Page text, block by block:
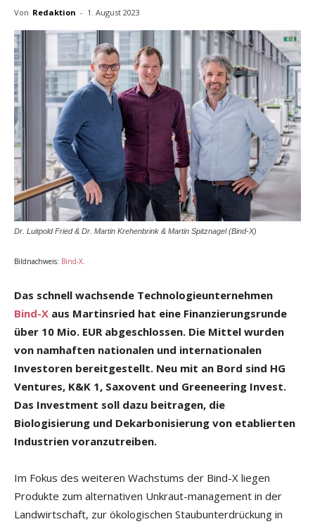
Von Redaktion - 1. August 2023
Dr. Luitpold Fried & Dr. Martin Krehenbrink & Martin Spitznagel (Bind-X)
Bildnachweis: Bind-X.
Das schnell wachsende Technologieunternehmen
Bind-X aus Martinsried hat eine Finanzierungsrunde
über 10 Mio. EUR abgeschlossen. Die Mittel wurden
von namhaften nationalen und internationalen
Investoren bereitgestellt. Neu mit an Bord sind HG
Ventures, K&K 1, Saxovent und Greeneering Invest.
Das Investment soll dazu beitragen, die
Biologisierung und Dekarbonisierung von etablierten
Industrien voranzutreiben.
Im Fokus des weiteren Wachstums der Bind-X liegen
Produkte zum alternativen Unkraut-management in der
Landwirtschaft, zur ökologischen Staubunterdrückung in